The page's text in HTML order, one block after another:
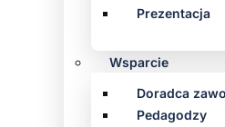
Prezentacja
Wsparcie
Doradca
Pedagodzy